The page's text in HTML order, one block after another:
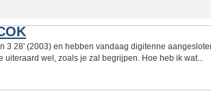
3 28' (2003) en hebben vandaag digitenne
wel, zoals je zal begrijpen. Hoe heb ik wat...